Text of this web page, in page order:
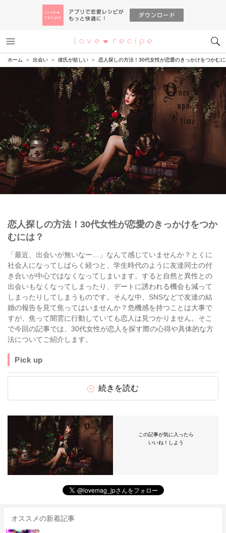
恋愛レシピ
ホーム 出会い 彼氏が欲しい 恋人探しの方法！30代女性が恋愛のきっかけをつかむ
恋人探しの方法！30代女性が恋愛のきっかけをつか
むには？
「最近、出会いが無いなー…」なんて感じていませんか？とくに
社会人になってしばらく経つと、学生時代のように友達同士の付
き合いが中心ではなくなってしまいます。すると自然と異性との
出会いもなくなってしまったり、デートに誘われる機会も減って
しまったりしてしまうものです。そんな中、SNSなどで友達の結
婚の報告を見て焦ってはいませんか？危機感を持つことは大事で
すが、焦って闇雲に行動していても恋人は見つかりません。そこ
で今回の記事では、30代女性が恋人を探す際の心得や具体的な方
法についてご紹介します。
Pick up
続きを読む
この記事が気に入ったら
いいね！しよう
オススメの新着記事